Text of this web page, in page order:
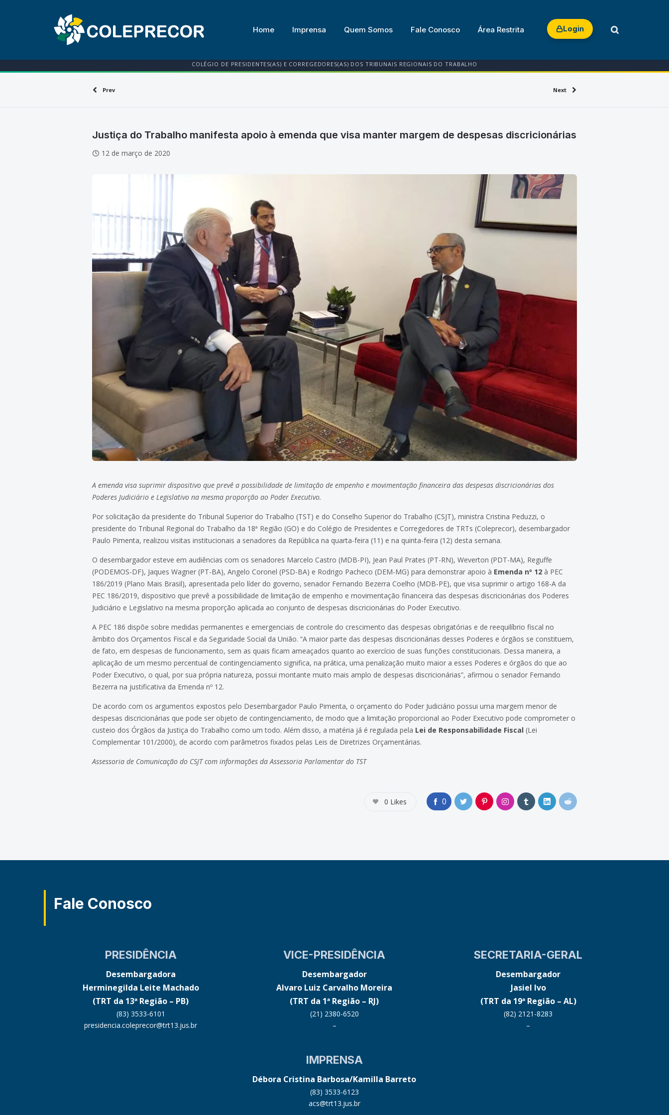
Home Imprensa Quem Somos Fale Conosco Área Restrita Login
COLÉGIO DE PRESIDENTES(AS) E CORREGEDORES(AS) DOS TRIBUNAIS REGIONAIS DO TRABALHO
Prev Next
Justiça do Trabalho manifesta apoio à emenda que visa manter margem de despesas discricionárias
12 de março de 2020
A emenda visa suprimir dispositivo que prevê a possibilidade de limitação de empenho e movimentação financeira das despesas discricionárias dos
Poderes Judiciário e Legislativo na mesma proporção ao Poder Executivo.
Por solicitação da presidente do Tribunal Superior do Trabalho (TST) e do Conselho Superior do Trabalho (CSJT), ministra Cristina Peduzzi, o
presidente do Tribunal Regional do Trabalho da 18ª Região (GO) e do Colégio de Presidentes e Corregedores de TRTs (Coleprecor), desembargador
Paulo Pimenta, realizou visitas institucionais a senadores da República na quarta-feira (11) e na quinta-feira (12) desta semana.
O desembargador esteve em audiências com os senadores Marcelo Castro (MDB-PI), Jean Paul Prates (PT-RN), Weverton (PDT-MA), Reguffe
(PODEMOS-DF), Jaques Wagner (PT-BA), Angelo Coronel (PSD-BA) e Rodrigo Pacheco (DEM-MG) para demonstrar apoio à Emenda nº 12 à PEC
186/2019 (Plano Mais Brasil), apresentada pelo líder do governo, senador Fernando Bezerra Coelho (MDB-PE), que visa suprimir o artigo 168-A da
PEC 186/2019, dispositivo que prevê a possibilidade de limitação de empenho e movimentação financeira das despesas discricionárias dos Poderes
Judiciário e Legislativo na mesma proporção aplicada ao conjunto de despesas discricionárias do Poder Executivo.
A PEC 186 dispõe sobre medidas permanentes e emergenciais de controle do crescimento das despesas obrigatórias e de reequilíbrio fiscal no
âmbito dos Orçamentos Fiscal e da Seguridade Social da União. “A maior parte das despesas discricionárias desses Poderes e órgãos se constituem,
de fato, em despesas de funcionamento, sem as quais ficam ameaçados quanto ao exercício de suas funções constitucionais. Dessa maneira, a
aplicação de um mesmo percentual de contingenciamento significa, na prática, uma penalização muito maior a esses Poderes e órgãos do que ao
Poder Executivo, o qual, por sua própria natureza, possui montante muito mais amplo de despesas discricionárias”, afirmou o senador Fernando
Bezerra na justificativa da Emenda nº 12.
De acordo com os argumentos expostos pelo Desembargador Paulo Pimenta, o orçamento do Poder Judiciário possui uma margem menor de
despesas discricionárias que pode ser objeto de contingenciamento, de modo que a limitação proporcional ao Poder Executivo pode comprometer o
custeio dos Órgãos da Justiça do Trabalho como um todo. Além disso, a matéria já é regulada pela Lei de Responsabilidade Fiscal (Lei
Complementar 101/2000), de acordo com parâmetros fixados pelas Leis de Diretrizes Orçamentárias.
Assessoria de Comunicação do CSJT com informações da Assessoria Parlamentar do TST
0
0 Likes
Fale Conosco
PRESIDÊNCIA
Desembargadora
Herminegilda Leite Machado
(TRT da 13ª Região – PB)
(83) 3533-6101
presidencia.coleprecor@trt13.jus.br
VICE-PRESIDÊNCIA
Desembargador
Alvaro Luiz Carvalho Moreira
(TRT da 1ª Região – RJ)
(21) 2380-6520
–
SECRETARIA-GERAL
Desembargador
Jasiel Ivo
(TRT da 19ª Região – AL)
(82) 2121-8283
–
IMPRENSA
Débora Cristina Barbosa/Kamilla Barreto
(83) 3533-6123
acs@trt13.jus.br